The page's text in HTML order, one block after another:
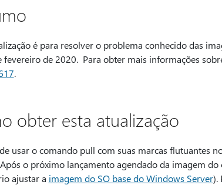
é para resolver o problema conhecido das
fevereiro de 2020. Para obter mais informações
.
obter esta atualização
usar o comando pull com suas marcas flutuantes
o próximo lançamento agendado da imagem
ajustar a imagem do SO base do Windows Server).